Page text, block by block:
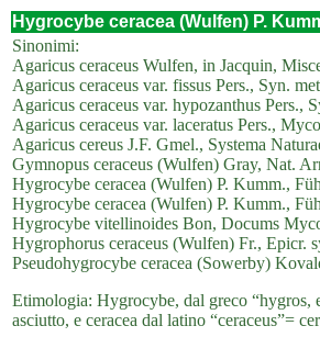
Hygrocybe ceracea (Wulfen) P.
Sinonimi:
Agaricus ceraceus Wulfen, in Jacquin,
Agaricus ceraceus var. fissus Pers., Syn.
Agaricus ceraceus var. hypozanthus Pers.,
Agaricus ceraceus var. laceratus Pers.,
Agaricus cereus J.F. Gmel., Systema
Gymnopus ceraceus (Wulfen) Gray, Nat.
Hygrocybe ceracea (Wulfen) P. Kumm.,
Hygrocybe ceracea (Wulfen) P. Kumm.,
Hygrocybe vitellinoides Bon, Docums
Hygrophorus ceraceus (Wulfen) Fr., Epicr.
Pseudohygrocybe ceracea (Sowerby)
Etimologia: Hygrocybe, dal greco “hygros,
asciutto, e ceracea dal latino “ceraceus”=